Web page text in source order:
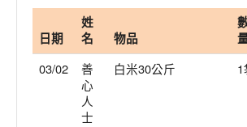
日期
姓
名
物品
03/02
善
心
人
士
白米30公斤 1